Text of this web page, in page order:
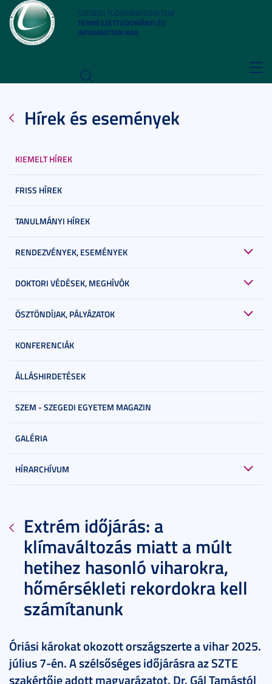
SZEGEDI TUDOMÁNYEGYETEM
TERMÉSZETTUDOMÁNYI ÉS
INFORMATIKAI KAR
Hírek és események
KIEMELT HÍREK
FRISS HÍREK
TANULMÁNYI HÍREK
RENDEZVÉNYEK, ESEMÉNYEK
DOKTORI VÉDÉSEK, MEGHÍVÓK
ÖSZTÖNDÍJAK, PÁLYÁZATOK
KONFERENCIÁK
ÁLLÁSHIRDETÉSEK
SZEM - SZEGEDI EGYETEM MAGAZIN
GALÉRIA
HÍRARCHÍVUM
Extrém időjárás: a
klímaváltozás miatt a múlt
hetihez hasonló viharokra,
hőmérsékleti rekordokra kell
számítanunk
Óriási károkat okozott országszerte a vihar 2025.
július 7-én. A szélsőséges időjárásra az SZTE
szakértője adott magyarázatot. Dr. Gál Tamástól